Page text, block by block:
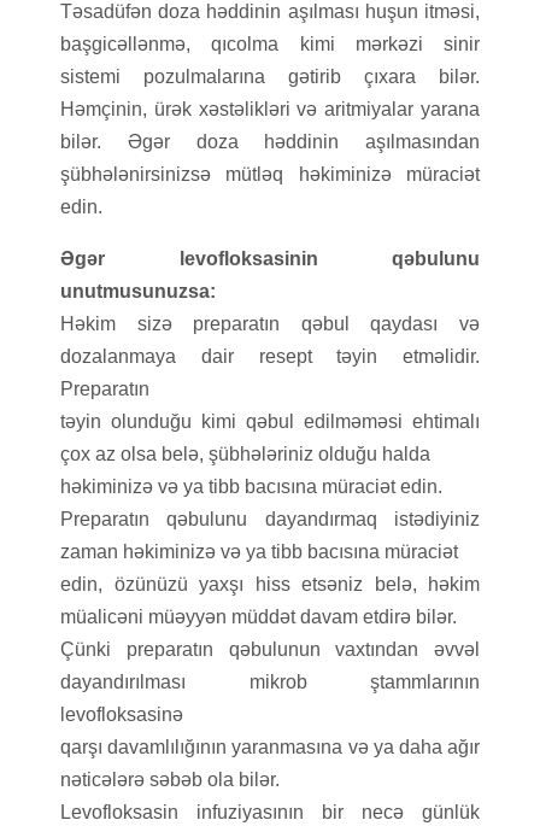
Təsadüfən doza həddinin aşılması huşun itməsi,
başgicəllənmə, qıcolma kimi mərkəzi sinir
sistemi pozulmalarına gətirib çıxara bilər.
Həmçinin, ürək xəstəlikləri və aritmiyalar yarana
bilər. Əgər doza həddinin aşılmasından
şübhələnirsinizsə mütləq həkiminizə müraciət
edin.
Əgər levofloksasinin qəbulunu
unutmusunuzsa:
Həkim sizə preparatın qəbul qaydası və
dozalanmaya dair resept təyin etməlidir.
Preparatın
təyin olunduğu kimi qəbul edilməməsi ehtimalı
çox az olsa belə, şübhələriniz olduğu halda
həkiminizə və ya tibb bacısına müraciət edin.
Preparatın qəbulunu dayandırmaq istədiyiniz
zaman həkiminizə və ya tibb bacısına müraciət
edin, özünüzü yaxşı hiss etsəniz belə, həkim
müalicəni müəyyən müddət davam etdirə bilər.
Çünki preparatın qəbulunun vaxtından əvvəl
dayandırılması mikrob ştammlarının
levofloksasinə
qarşı davamlılığının yaranmasına və ya daha ağır
nəticələrə səbəb ola bilər.
Levofloksasin infuziyasının bir necə günlük